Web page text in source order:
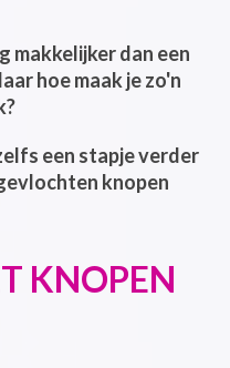
makkelijker dan een
hoe maak je zo'n
een stapje verder
knopen
KNOPEN